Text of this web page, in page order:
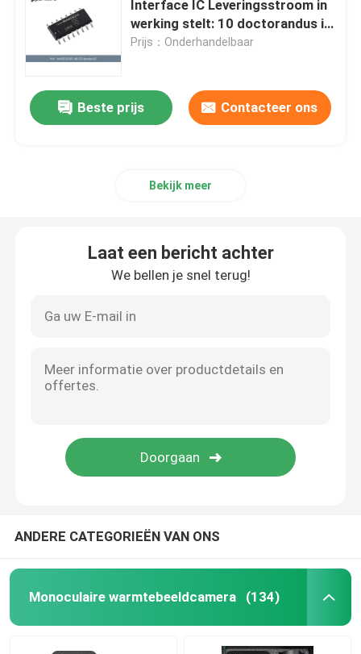
CJ-6 Avation onderdelen
Anti-dronesystemen
gevaarlijke goederenkast
Interface IC Leveringsstroom in
werking stelt: 10 doctorandus in
de letteren
Prijs：Onderhandelbaar
Beste prijs Contacteer ons
Bekijk meer
Laat een bericht achter
We bellen je snel terug!
ANDERE CATEGORIEËN VAN ONS
Monoculaire warmtebeeldcamera (134)